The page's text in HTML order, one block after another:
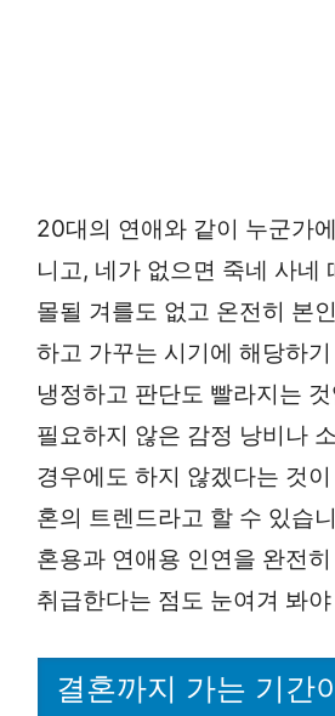
20대의 연애와 같이 누군가
니고, 네가 없으면 죽네 사네
몰될 겨를도 없고 온전히 본
하고 가꾸는 시기에 해당하
냉정하고 판단도 빨라지는
필요하지 않은 감정 낭비나
경우에도 하지 않겠다는 것
혼의 트렌드라고 할 수 있습
혼용과 연애용 인연을 완전
취급한다는 점도 눈여겨 봐
결혼까지 가는 기간